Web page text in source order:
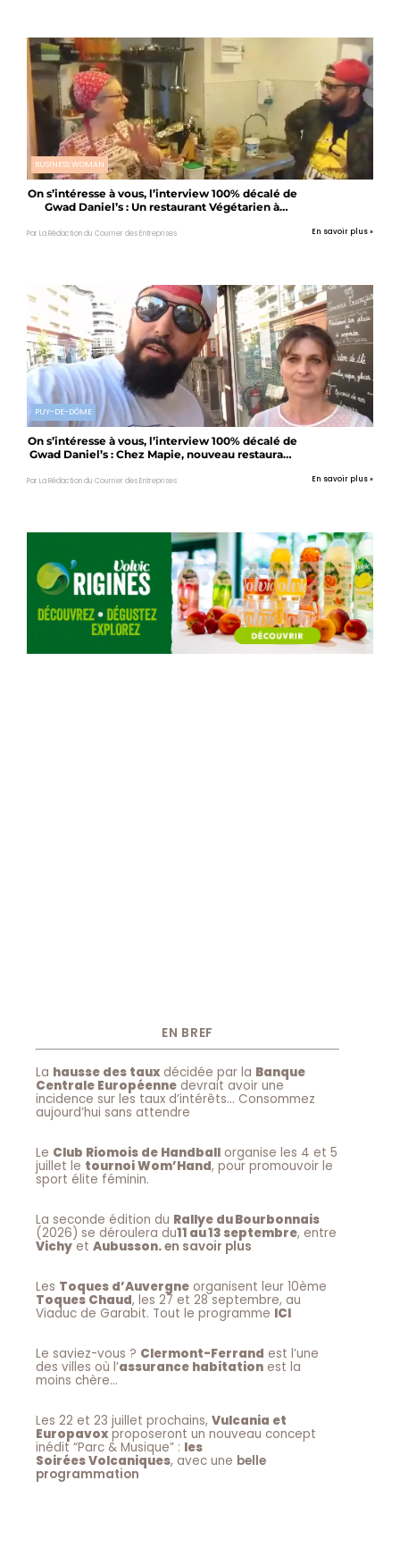
BUSINESS WOMAN
On s’intéresse à vous, l’interview 100% décalé de
Gwad Daniel’s : Un restaurant Végétarien à
Par La Rédaction du Courrier des Entreprises En savoir plus »
PUY-DE-DÔME
On s’intéresse à vous, l’interview 100% décalé de
Gwad Daniel’s : Chez Mapie, nouveau restaurant
Par La Rédaction du Courrier des Entreprises En savoir plus »
EN BREF
La hausse des taux décidée par la Banque
Centrale Européenne devrait avoir une
incidence sur les taux d’intérêts… Consommez
aujourd’hui sans attendre
Le Club Riomois de Handball organise les 4 et 5
juillet le tournoi Wom’Hand, pour promouvoir le
sport élite féminin.
La seconde édition du Rallye du Bourbonnais
(2026) se déroulera du11 au 13 septembre, entre
Vichy et Aubusson.en savoir plus
Les Toques d’Auvergne organisent leur 10ème
Toques Chaud, les 27 et 28 septembre, au
Viaduc de Garabit. Tout le programme ICI
Le saviez-vous ? Clermont-Ferrand est l’une
des villes où l’assurance habitation est la
moins chère…
Les 22 et 23 juillet prochains, Vulcania et
Europavoxproposeront un nouveau concept
inédit “Parc & Musique” : les
Soirées Volcaniques, avec une belle
programmation